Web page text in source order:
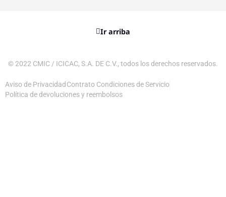
Ir arriba
© 2022 CMIC / ICICAC, S.A. DE C.V., todos los derechos reservados.
Aviso de Privacidad Contrato Condiciones de Servicio
Política de devoluciones y reembolsos